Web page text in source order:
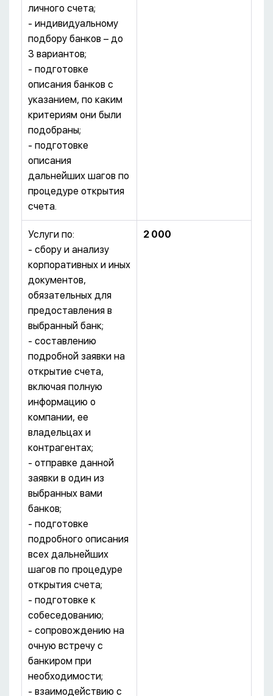
личного счета;
- индивидуальному
подбору банков – до
3 вариантов;
- подготовке
описания банков с
указанием, по каким
критериям они были
подобраны;
- подготовке
описания
дальнейших шагов по
процедуре открытия
счета.
Услуги по:
- сбору и анализу
корпоративных и иных
документов,
обязательных для
предоставления в
выбранный банк;
- составлению
подробной заявки на
открытие счета,
включая полную
информацию о
компании, ее
владельцах и
контрагентах;
- отправке данной
заявки в один из
выбранных вами
банков;
- подготовке
подробного описания
всех дальнейших
шагов по процедуре
открытия счета;
- подготовке к
собеседованию;
- сопровождению на
очную встречу с
банкиром при
необходимости;
- взаимодействию с
2 000